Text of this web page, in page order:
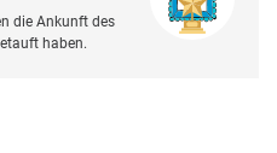
die Ankunft des
haben.